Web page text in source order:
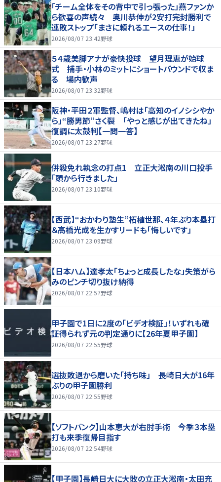
「チーム全体をその背中で引っ張った」燕ファンか
ら歓喜の声続々 奥川恭伸が2安打完封勝利で
連敗ストップ「まさに頼れるエースの仕事！」
2026/08/07 23:42野球
５４歳美脚アナが豪快投球 望月理恵が始球
式 捕手・小林のミットにショートバウンドで収ま
る 場内歓声
2026/08/07 23:32野球
阪神・平田２軍監督、嶋村は「高知のイノシシやか
ら」“勝男節”さく裂 「やっと感じが出てきたね」
復調に太鼓判【一問一答】
2026/08/07 23:27野球
併殺免れ執念の打点1 立正大淞南の川口投手
「頭から行きました」
2026/08/07 23:10野球
【西武】“おかわり塾生”柘植世那、４年ぶり本塁打
＆高橋光成を生かすリードも「悔しいです」
2026/08/07 23:09野球
【日本ハム】達孝太「ちょっと成長したな」失策がら
みのピンチ切り抜け納得
2026/08/07 22:57野球
甲子園で1日に2度の「ビデオ検証」！いずれも確
証得られず元の判定通りに【26年夏甲子園】
2026/08/07 22:55野球
選抜敗退から磨いた「持ち味」 長崎日大が16年
ぶりの甲子園勝利
2026/08/07 22:55野球
【ソフトバンク】山本恵大が右肘手術 今季３本塁
打も来季復帰目指す
2026/08/07 22:54野球
【甲子園】長崎日大に大敗の立正大淞南・太田充